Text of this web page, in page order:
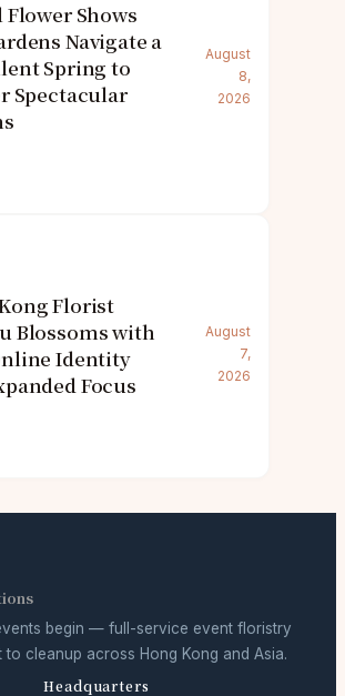
Flower Shows
Navigate a
Spring to
Spectacular
August
8,
2026
Florist
Blossoms with
Identity
Focus
August
7,
2026
begin — full-service event floristry
cleanup across Hong Kong and Asia.
Headquarters